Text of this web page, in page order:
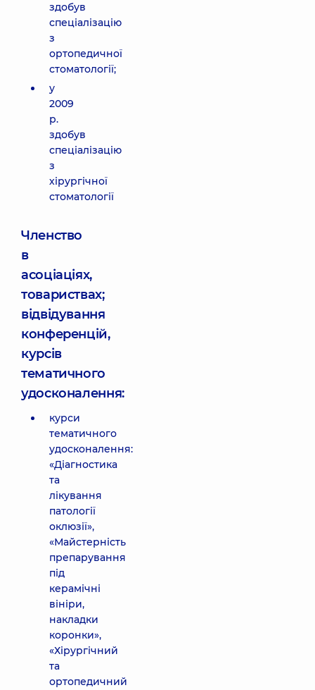
здобув
спеціалізацію
з
ортопедичної
стоматології;
у
2009
р.
здобув
спеціалізацію
з
хірургічної
стоматології
Членство
в
асоціаціях,
товариствах;
відвідування
конференцій,
курсів
тематичного
удосконалення:
курси
тематичного
удосконалення:
«Діагностика
та
лікування
патології
оклюзії»,
«Майстерність
препарування
під
керамічні
вініри,
накладки
коронки»,
«Хірургічний
та
ортопедичний